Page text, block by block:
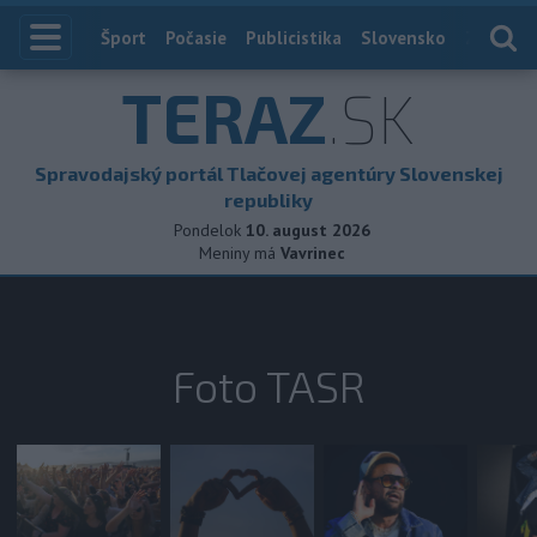
Index
Šport Počasie Publicistika Slovensko
TERAZ.SK
Spravodajský portál Tlačovej agentúry Slovenskej
republiky
Pondelok 10. august 2026
Meniny má Vavrinec
Foto TASR